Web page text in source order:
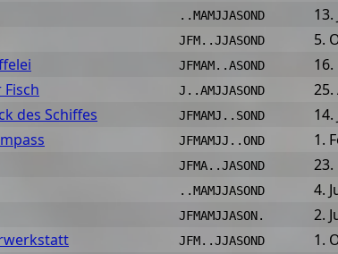
..MAMJJASOND 13.
JFM..JJASOND 5.
JFMAM..ASOND
J..AMJJASOND
des Schiffes JFMAMJ..SOND 14.
JFMAMJJ..OND 1.
JFMA..JASOND
..MAMJJASOND 4.
JFMAMJJASON. 2.
JFM..JJASOND 1.